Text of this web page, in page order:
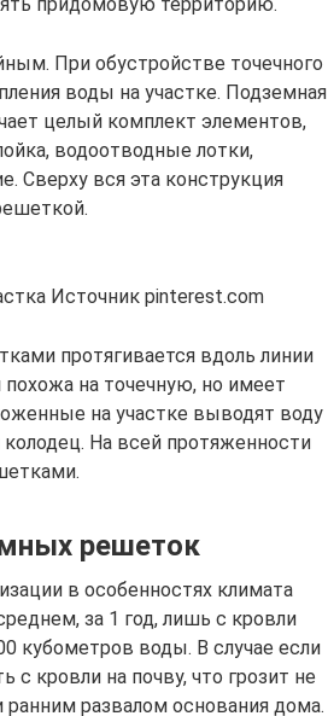
При обустройстве точечного
воды на участке. Подземная
целый комплект элементов,
водоотводные лотки,
Сверху вся эта конструкция
Источник pinterest.com
протягивается вдоль линии
на точечную, но имеет
на участке выводят воду
На всей протяженности
решеток
в особенностях климата
за 1 год, лишь с кровли
кубометров воды. В случае если
кровли на почву, что грозит не
развалом основания дома.